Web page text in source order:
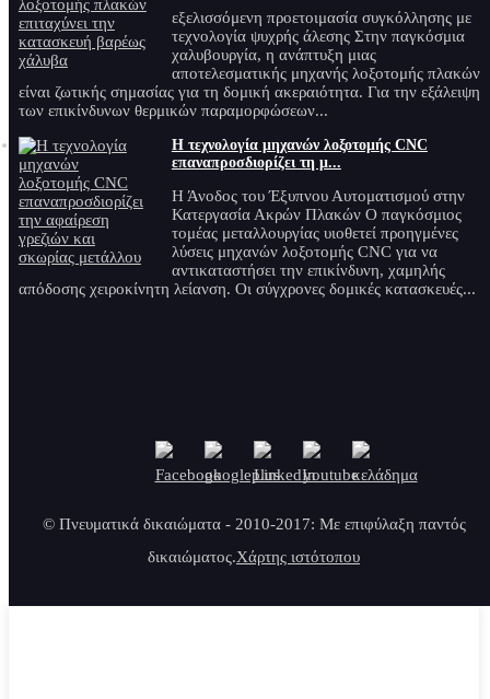
εξελισσόμενη προετοιμασία συγκόλλησης με
τεχνολογία ψυχρής άλεσης Στην παγκόσμια
χαλυβουργία, η ανάπτυξη μιας
αποτελεσματικής μηχανής λοξοτομής πλακών
είναι ζωτικής σημασίας για τη δομική ακεραιότητα. Για την εξάλειψη
των επικίνδυνων θερμικών παραμορφώσεων...
Η τεχνολογία μηχανών λοξοτομής CNC
επαναπροσδιορίζει τη μ...
Η Άνοδος του Έξυπνου Αυτοματισμού στην
Κατεργασία Ακρών Πλακών Ο παγκόσμιος
τομέας μεταλλουργίας υιοθετεί προηγμένες
λύσεις μηχανών λοξοτομής CNC για να
αντικαταστήσει την επικίνδυνη, χαμηλής
απόδοσης χειροκίνητη λείανση. Οι σύγχρονες δομικές κατασκευές...
© Πνευματικά δικαιώματα - 2010-2017: Με επιφύλαξη παντός
δικαιώματος.Χάρτης ιστότοπου